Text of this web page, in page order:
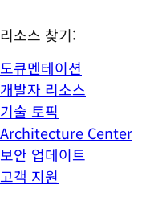
리소스 찾기:
도큐멘테이션
개발자 리소스
기술 토픽
Architecture Center
보안 업데이트
고객 지원